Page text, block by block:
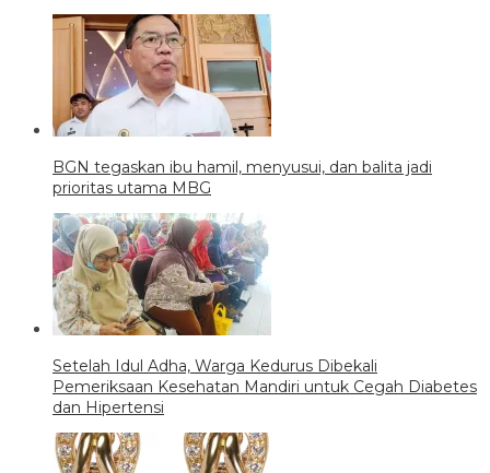
BGN tegaskan ibu hamil, menyusui, dan balita jadi
prioritas utama MBG
Setelah Idul Adha, Warga Kedurus Dibekali
Pemeriksaan Kesehatan Mandiri untuk Cegah Diabetes
dan Hipertensi